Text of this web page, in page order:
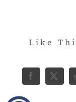
Like
Facebook
X